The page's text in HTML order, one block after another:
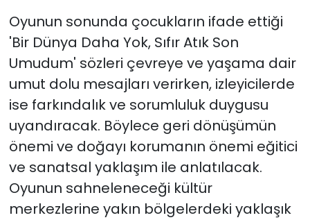
Oyunun sonunda çocukların ifade ettiği
'Bir Dünya Daha Yok, Sıfır Atık Son
Umudum' sözleri çevreye ve yaşama dair
umut dolu mesajları verirken, izleyicilerde
ise farkındalık ve sorumluluk duygusu
uyandıracak. Böylece geri dönüşümün
önemi ve doğayı korumanın önemi eğitici
ve sanatsal yaklaşım ile anlatılacak.
Oyunun sahneleneceği kültür
merkezlerine yakın bölgelerdeki yaklaşık